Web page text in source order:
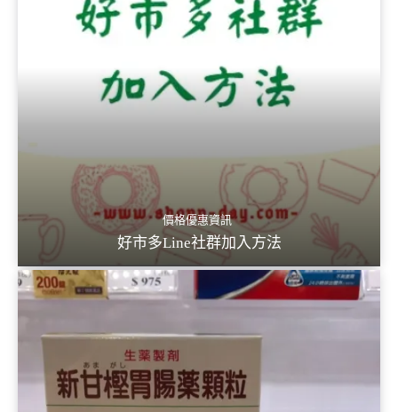
價格優惠資訊
好市多Line社群加入方法